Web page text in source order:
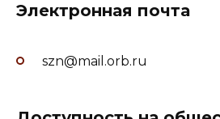
Электронная почта
szn@mail.orb.ru